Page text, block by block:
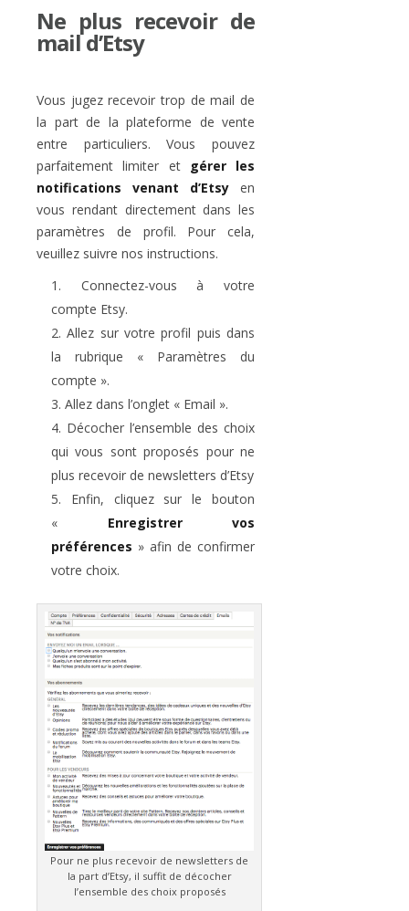
Ne plus recevoir de
mail d’Etsy
Vous jugez recevoir trop de mail de
la part de la plateforme de vente
entre particuliers. Vous pouvez
parfaitement limiter et
gérer les
notifications venant d’Etsy en
vous rendant directement dans les
paramètres de profil. Pour cela,
veuillez suivre nos instructions.
Connectez-vous à votre
compte Etsy.
Allez sur votre profil puis dans
la rubrique « Paramètres du
compte ».
Allez dans l’onglet « Email ».
Décocher l’ensemble des choix
qui vous sont proposés pour ne
plus recevoir de newsletters d’Etsy
Enfin, cliquez sur le bouton
« Enregistrer vos
préférences » afin de confirmer
votre choix.
Pour ne plus recevoir de newsletters de
la part d’Etsy, il suffit de décocher
l’ensemble des choix proposés